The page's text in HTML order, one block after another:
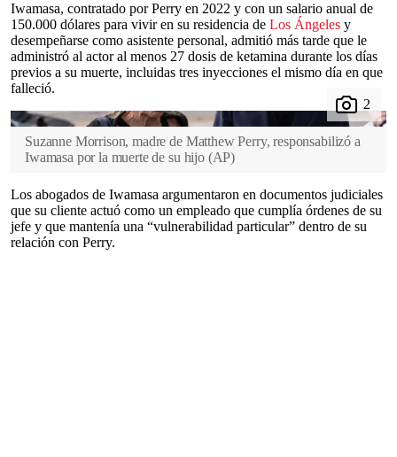
Iwamasa, contratado por Perry en 2022 y con un salario anual de
150.000 dólares para vivir en su residencia de Los Ángeles y
desempeñarse como asistente personal, admitió más tarde que le
administró al actor al menos 27 dosis de ketamina durante los días
previos a su muerte, incluidas tres inyecciones el mismo día en que
falleció.
Suzanne Morrison, madre de Matthew Perry, responsabilizó a
Iwamasa por la muerte de su hijo (AP)
Los abogados de Iwamasa argumentaron en documentos judiciales
que su cliente actuó como un empleado que cumplía órdenes de su
jefe y que mantenía una “vulnerabilidad particular” dentro de su
relación con Perry.